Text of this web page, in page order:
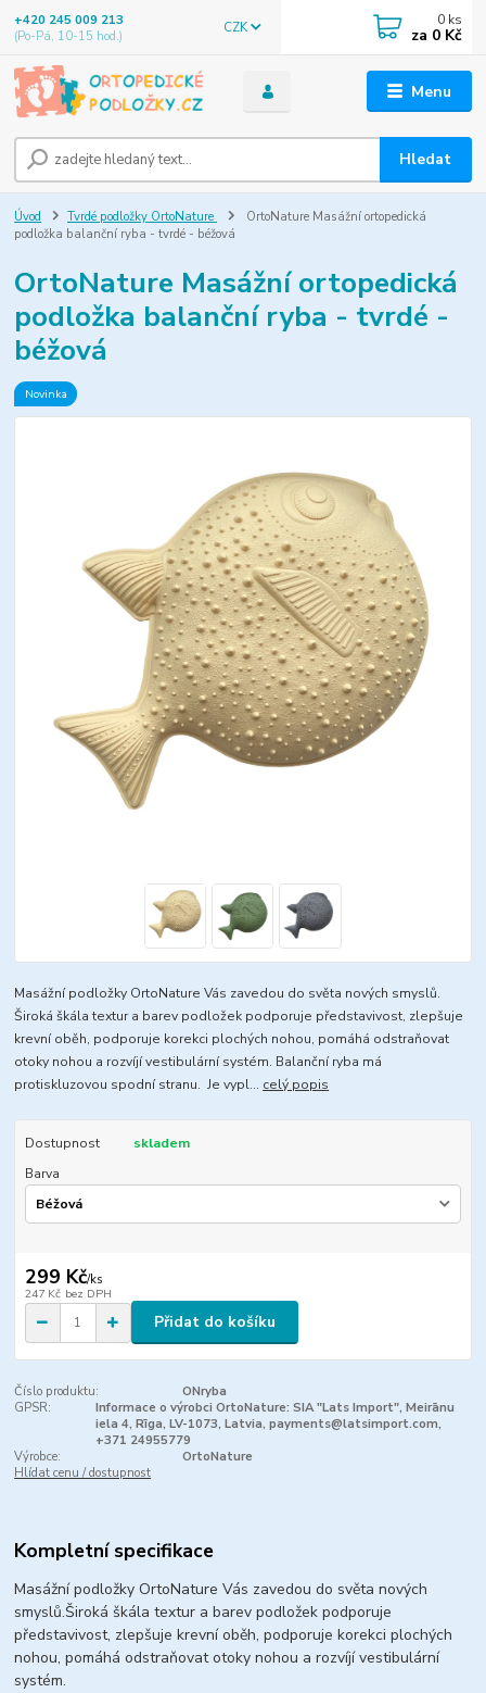
Menu
CZK
Hledat
+420 245 009 213
(Po-Pá, 10-15 hod.)
0 ks
za 0 Kč
Úvod Tvrdé podložky OrtoNature
OrtoNature Masážní ortopedická
podložka balanční ryba - tvrdé - béžová
OrtoNature Masážní ortopedická
podložka balanční ryba - tvrdé -
béžová
Novinka
Masážní podložky OrtoNature Vás zavedou do světa nových smyslů.
Široká škála textur a barev podložek podporuje představivost, zlepšuje
krevní oběh, podporuje korekci plochých nohou, pomáhá odstraňovat
otoky nohou a rozvíjí vestibulární systém. Balanční ryba má
protiskluzovou spodní stranu. Je vypl... celý popis
Dostupnost
skladem
Barva
299 Kč/ks
247 Kč bez DPH
Přidat do košíku
Číslo produktu:
ONryba
GPSR:
Informace o výrobci OrtoNature: SIA "Lats Import", Meirānu
iela 4, Rīga, LV-1073, Latvia, payments@latsimport.com,
+371 24955779
Výrobce:
OrtoNature
Hlídat cenu / dostupnost
Kompletní specifikace
Masážní podložky OrtoNature Vás zavedou do světa nových
smyslů.Široká škála textur a barev podložek podporuje
představivost, zlepšuje krevní oběh, podporuje korekci plochých
nohou, pomáhá odstraňovat otoky nohou a rozvíjí vestibulární
systém.